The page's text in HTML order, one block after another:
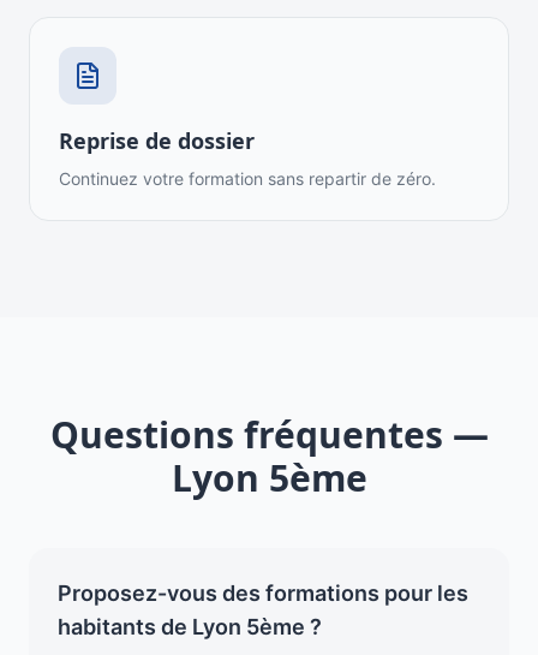
Reprise de dossier
Continuez votre formation sans repartir de zéro.
Questions fréquentes —
Lyon 5ème
Proposez-vous des formations pour les
habitants de Lyon 5ème ?